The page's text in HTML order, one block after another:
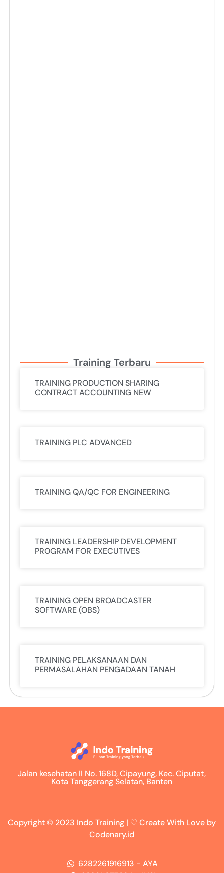
Training Terbaru
TRAINING PRODUCTION SHARING
CONTRACT ACCOUNTING NEW
TRAINING PLC ADVANCED
TRAINING QA/QC FOR ENGINEERING
TRAINING LEADERSHIP DEVELOPMENT
PROGRAM FOR EXECUTIVES
TRAINING OPEN BROADCASTER
SOFTWARE (OBS)
TRAINING PELAKSANAAN DAN
PERMASALAHAN PENGADAAN TANAH
Jalan kesehatan II No. 168D, Cipayung, Kec. Ciputat,
Kota Tanggerang Selatan, Banten
Copyright © 2023 Indo Training | ♡ Create With Love by
Codenary.id
6282261916913 - AYA